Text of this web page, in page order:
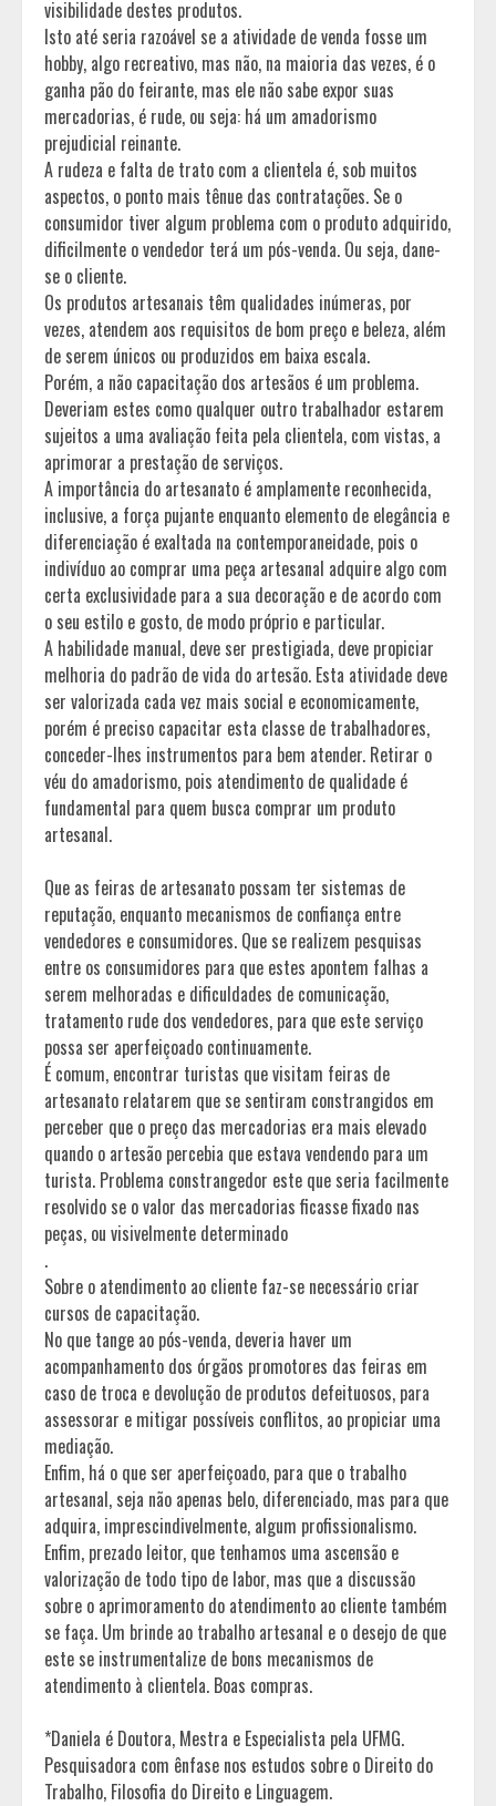
visibilidade destes produtos.
Isto até seria razoável se a atividade de venda fosse um
hobby, algo recreativo, mas não, na maioria das vezes, é o
ganha pão do feirante, mas ele não sabe expor suas
mercadorias, é rude, ou seja: há um amadorismo
prejudicial reinante.
A rudeza e falta de trato com a clientela é, sob muitos
aspectos, o ponto mais tênue das contratações. Se o
consumidor tiver algum problema com o produto adquirido,
dificilmente o vendedor terá um pós-venda. Ou seja, dane-
se o cliente.
Os produtos artesanais têm qualidades inúmeras, por
vezes, atendem aos requisitos de bom preço e beleza, além
de serem únicos ou produzidos em baixa escala.
Porém, a não capacitação dos artesãos é um problema.
Deveriam estes como qualquer outro trabalhador estarem
sujeitos a uma avaliação feita pela clientela, com vistas, a
aprimorar a prestação de serviços.
A importância do artesanato é amplamente reconhecida,
inclusive, a força pujante enquanto elemento de elegância e
diferenciação é exaltada na contemporaneidade, pois o
indivíduo ao comprar uma peça artesanal adquire algo com
certa exclusividade para a sua decoração e de acordo com
o seu estilo e gosto, de modo próprio e particular.
A habilidade manual, deve ser prestigiada, deve propiciar
melhoria do padrão de vida do artesão. Esta atividade deve
ser valorizada cada vez mais social e economicamente,
porém é preciso capacitar esta classe de trabalhadores,
conceder-lhes instrumentos para bem atender. Retirar o
véu do amadorismo, pois atendimento de qualidade é
fundamental para quem busca comprar um produto
artesanal.
Que as feiras de artesanato possam ter sistemas de
reputação, enquanto mecanismos de confiança entre
vendedores e consumidores. Que se realizem pesquisas
entre os consumidores para que estes apontem falhas a
serem melhoradas e dificuldades de comunicação,
tratamento rude dos vendedores, para que este serviço
possa ser aperfeiçoado continuamente.
É comum, encontrar turistas que visitam feiras de
artesanato relatarem que se sentiram constrangidos em
perceber que o preço das mercadorias era mais elevado
quando o artesão percebia que estava vendendo para um
turista. Problema constrangedor este que seria facilmente
resolvido se o valor das mercadorias ficasse fixado nas
peças, ou visivelmente determinado
.
Sobre o atendimento ao cliente faz-se necessário criar
cursos de capacitação.
No que tange ao pós-venda, deveria haver um
acompanhamento dos órgãos promotores das feiras em
caso de troca e devolução de produtos defeituosos, para
assessorar e mitigar possíveis conflitos, ao propiciar uma
mediação.
Enfim, há o que ser aperfeiçoado, para que o trabalho
artesanal, seja não apenas belo, diferenciado, mas para que
adquira, imprescindivelmente, algum profissionalismo.
Enfim, prezado leitor, que tenhamos uma ascensão e
valorização de todo tipo de labor, mas que a discussão
sobre o aprimoramento do atendimento ao cliente também
se faça. Um brinde ao trabalho artesanal e o desejo de que
este se instrumentalize de bons mecanismos de
atendimento à clientela. Boas compras.
*Daniela é Doutora, Mestra e Especialista pela UFMG.
Pesquisadora com ênfase nos estudos sobre o Direito do
Trabalho, Filosofia do Direito e Linguagem.